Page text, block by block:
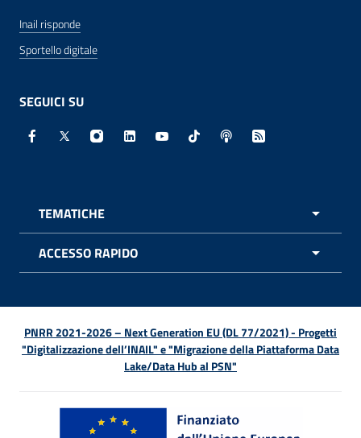
Inail risponde
Sportello digitale
SEGUICI SU
Facebook - Sito esterno - Apertura in nuova finestra
X - Sito esterno - Apertura in nuova finestra
Instagram - Sito esterno - Apertura in
Linkedin - Sito esterno - Apertura in
Youtube - Sito esterno -
TikTok - Sito esterno -
Spreaker - Sito
Feed RSS -
TEMATICHE
ACCESSO RAPIDO
PNRR 2021-2026 – Next Generation EU (DL 77/2021) - Progetti
"Digitalizzazione dell’INAIL" e "Migrazione della Piattaforma Data
Lake/Data Hub al PSN"